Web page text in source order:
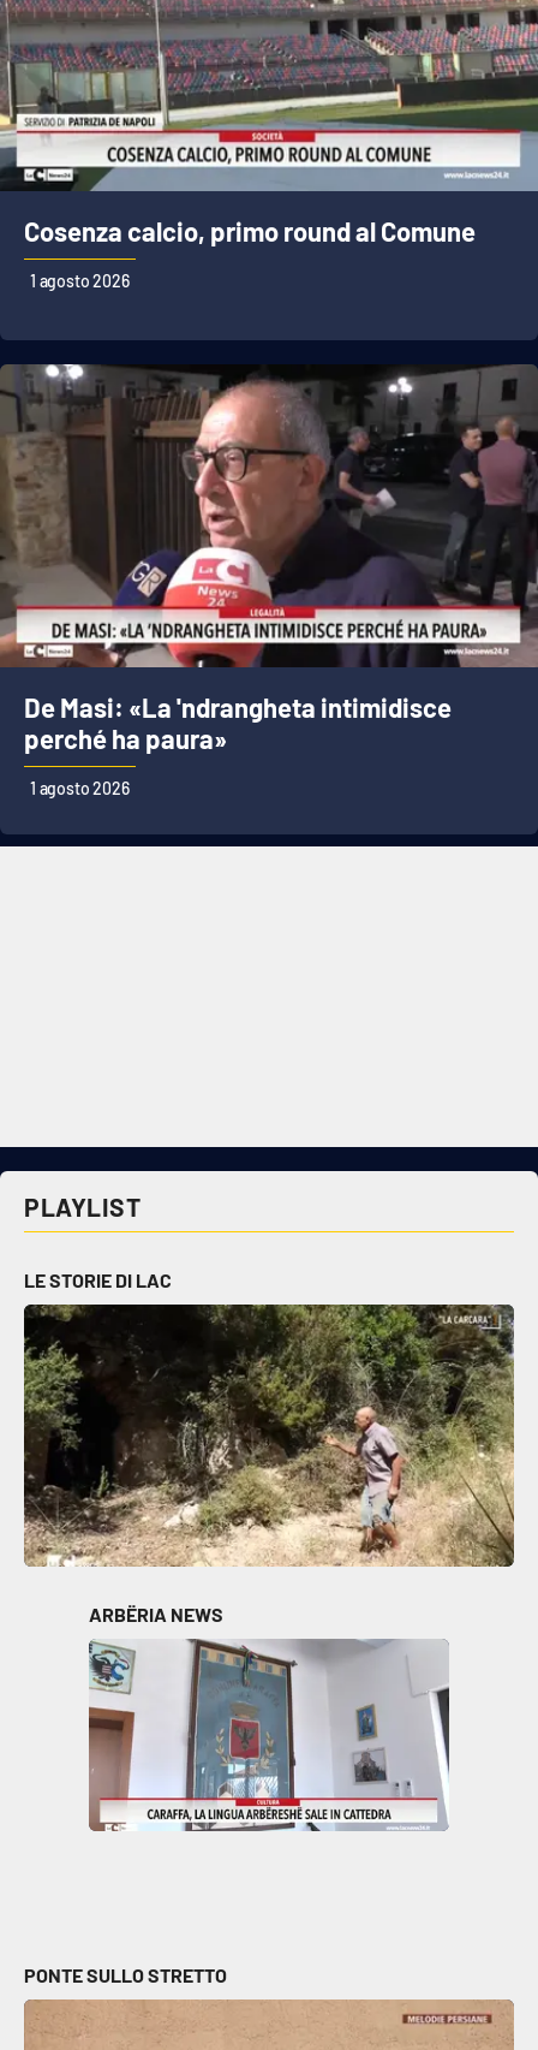
Cosenza calcio, primo round al Comune
1 agosto 2026
De Masi: «La 'ndrangheta intimidisce
perché ha paura»
1 agosto 2026
PLAYLIST
LE STORIE DI LAC
ARBËRIA NEWS
PONTE SULLO STRETTO